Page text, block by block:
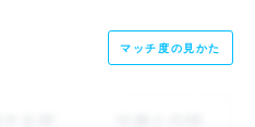
マッチ度の見かた